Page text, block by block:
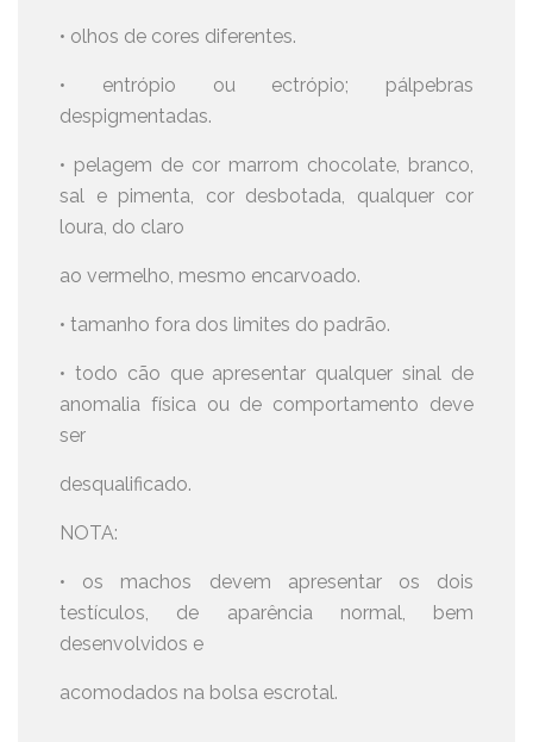
• olhos de cores diferentes.
• entrópio ou ectrópio; pálpebras
despigmentadas.
• pelagem de cor marrom chocolate, branco,
sal e pimenta, cor desbotada, qualquer cor
loura, do claro
ao vermelho, mesmo encarvoado.
• tamanho fora dos limites do padrão.
• todo cão que apresentar qualquer sinal de
anomalia física ou de comportamento deve
ser
desqualificado.
NOTA:
• os machos devem apresentar os dois
testículos, de aparência normal, bem
desenvolvidos e
acomodados na bolsa escrotal.